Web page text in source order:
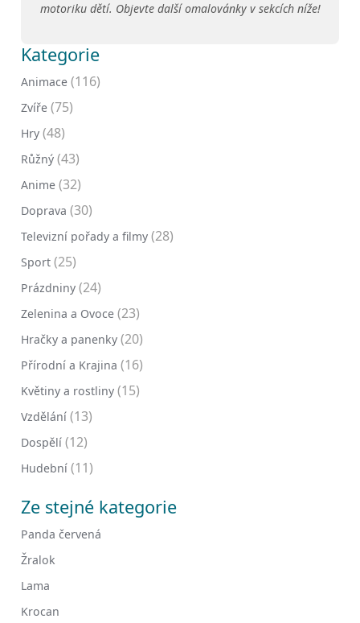
motoriku dětí. Objevte další omalovánky v sekcích níže!
Kategorie
Animace (116)
Zvíře (75)
Hry (48)
Růžný (43)
Anime (32)
Doprava (30)
Televizní pořady a filmy (28)
Sport (25)
Prázdniny (24)
Zelenina a Ovoce (23)
Hračky a panenky (20)
Přírodní a Krajina (16)
Květiny a rostliny (15)
Vzdělání (13)
Dospělí (12)
Hudební (11)
Ze stejné kategorie
Panda červená
Žralok
Lama
Krocan